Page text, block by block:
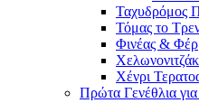
Ταχυδρόμος
Τόμας το
Φινέας &
Χένρι
Πρώτα Γενέθλια